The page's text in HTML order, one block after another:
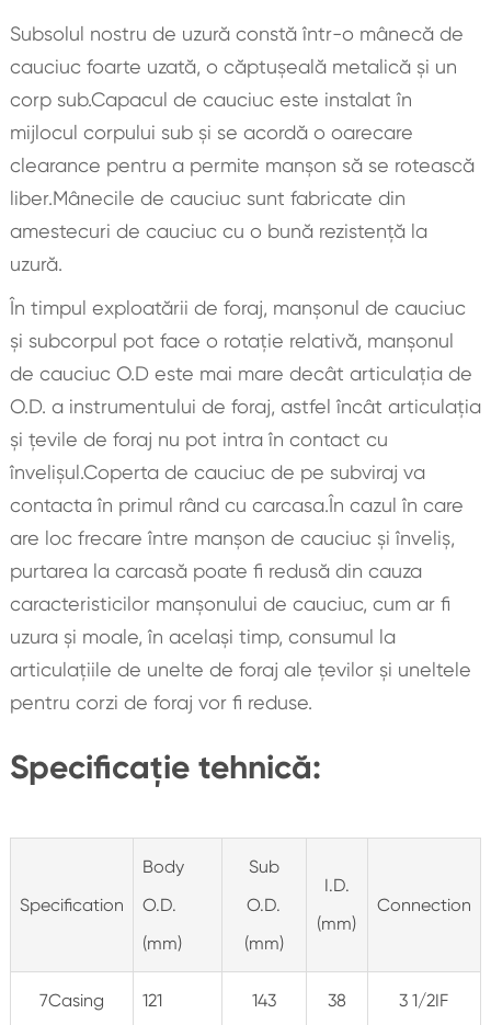
Subsolul nostru de uzură constă într-o mânecă de
cauciuc foarte uzată, o căptușeală metalică și un
corp sub.Capacul de cauciuc este instalat în
mijlocul corpului sub și se acordă o oarecare
clearance pentru a permite manșon să se rotească
liber.Mânecile de cauciuc sunt fabricate din
amestecuri de cauciuc cu o bună rezistență la
uzură.
În timpul exploatării de foraj, manșonul de cauciuc
și subcorpul pot face o rotație relativă, manșonul
de cauciuc O.D este mai mare decât articulația de
O.D. a instrumentului de foraj, astfel încât articulația
și țevile de foraj nu pot intra în contact cu
învelișul.Coperta de cauciuc de pe subviraj va
contacta în primul rând cu carcasa.În cazul în care
are loc frecare între manșon de cauciuc și înveliș,
purtarea la carcasă poate fi redusă din cauza
caracteristicilor manșonului de cauciuc, cum ar fi
uzura și moale, în același timp, consumul la
articulațiile de unelte de foraj ale țevilor și uneltele
pentru corzi de foraj vor fi reduse.
Specificație tehnică:
Specification
Body
O.D.
(mm)
Sub
O.D.
(mm)
I.D.
(mm)
Connection
7Casing 121 143 38 3 1/2IF